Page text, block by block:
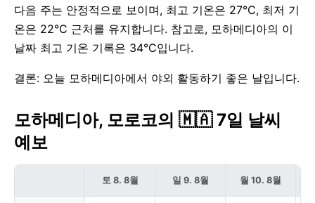
다음 주는 안정적으로 보이며, 최고 기온은 27°C, 최저 기
온은 22°C 근처를 유지합니다. 참고로, 모하메디아의 이
날짜 최고 기온 기록은 34°C입니다.
결론: 오늘 모하메디아에서 야외 활동하기 좋은 날입니다.
모하메디아, 모로코의 🇲🇦 7일 날씨
예보
토 8. 8월 일 9. 8월 월 10. 8월